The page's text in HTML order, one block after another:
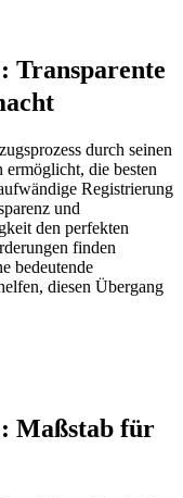
Transparente
durch seinen
die besten
Registrierung
und
den perfekten
finden
bedeutende
diesen Übergang
Maßstab für